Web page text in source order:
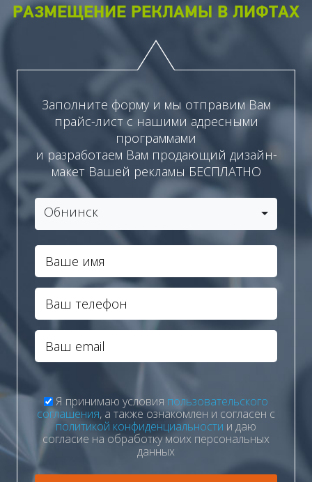
РАЗМЕЩЕНИЕ РЕКЛАМЫ В ЛИФТАХ
Заполните форму и мы отправим Вам
прайс-лист с нашими адресными
программами
и разработаем Вам продающий дизайн-
макет Вашей рекламы БЕСПЛАТНО
Обнинск
Я принимаю условия пользовательского
соглашения, а также ознакомлен и согласен с
политикой конфиденциальности и даю
согласие на обработку моих персональных
данных